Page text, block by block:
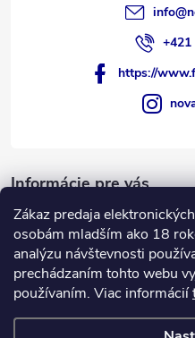
Zákaz predaja
osobám mladším ako 18
analýzu návštevnosti
prechádzaním tohto webu
používaním. Viac informácií
Informácie pre vás
Nákupný košík
0
info@
+421
https://